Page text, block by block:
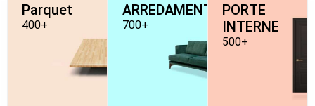
Parquet
400+
ARREDAMENTO
700+
PORTE
INTERNE
500+